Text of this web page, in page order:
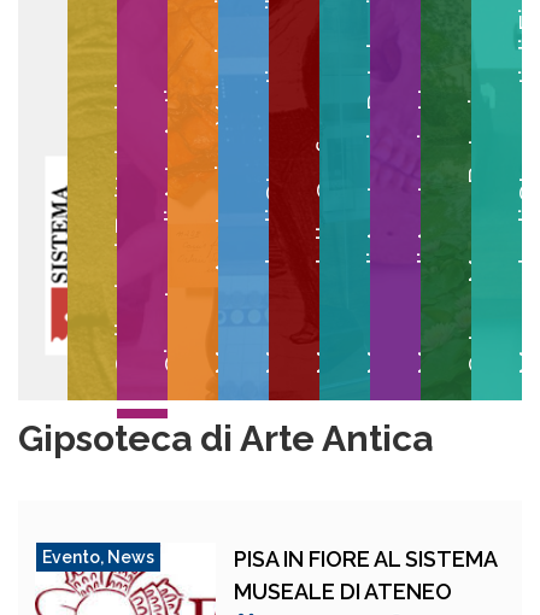
Collezioni EgittologicheGipsoteca di Arte AnticaMuseo Anatomico VeterinarioMuseo degli Strumenti per il CalcoloMuseo della GraficaMuseo di Anatomia PatologicaMuseo di Anatomia UmanaOrto e Museo BotanicoMuseo degli
Gipsoteca di Arte Antica
Evento, News
PISA IN FIORE AL SISTEMA
MUSEALE DI ATENEO